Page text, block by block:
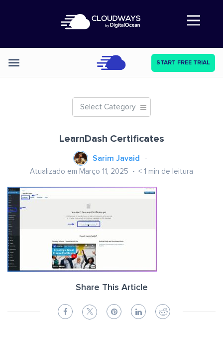
Abre a navegação
Categories START FREE TRIAL
Select Category
LearnDash Certificates
Sarim Javaid
Atualizado em Março 11, 2025 < 1 min de leitura
Share This Article